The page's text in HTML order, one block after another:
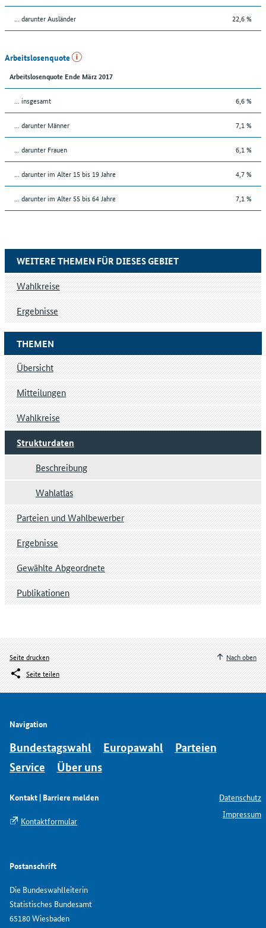
... darunter Ausländer 22,6 %
Arbeitslosenquote
Arbeitslosenquote Ende März 2017
... insgesamt 6,6 %
... darunter Männer 7,1 %
... darunter Frauen 6,1 %
... darunter im Alter 15 bis 19 Jahre 4,7 %
... darunter im Alter 55 bis 64 Jahre 7,1 %
THEMEN
Übersicht
Mitteilungen
Wahlkreise
Strukturdaten
Beschreibung
Wahlatlas
Parteien und Wahlbewerber
Ergebnisse
Gewählte Abgeordnete
Publikationen
WEITERE THEMEN FÜR DIESES GEBIET
Wahlkreise
Ergebnisse
Seite drucken
Seite teilen
Nach oben
Navigation
Bundestagswahl Europawahl
Parteien
Service
Über uns
Kontakt | Barriere melden
Kontaktformular
Postanschrift
Die Bundeswahlleiterin
Statistisches Bundesamt
65180 Wiesbaden
Datenschutz
Impressum